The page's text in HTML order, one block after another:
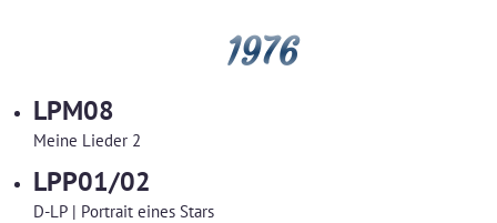
1976
LPM08
Meine Lieder 2
LPP01/02
D-LP | Portrait eines Stars